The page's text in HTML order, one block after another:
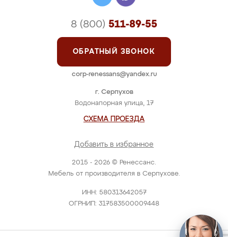
2015 - 2026 © Ренессанс.
Мебель от производителя в Серпухове.
ИНН: 580313642057
ОГРНИП: 317583500009448
г. Серпухов
Водонапорная улица, 17
СХЕМА ПРОЕЗДА
Добавить в избранное
8 (800) 511-89-55
ОБРАТНЫЙ ЗВОНОК
corp-renessans@yandex.ru